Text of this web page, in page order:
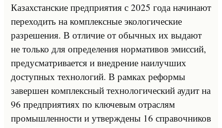
Казахстанские предприятия с 2025 года начинают
переходить на комплексные экологические
разрешения. В отличие от обычных их выдают
не только для определения нормативов эмиссий,
предусматривается и внедрение наилучших
доступных технологий. В рамках реформы
завершен комплексный технологический аудит на
96 предприятиях по ключевым отраслям
промышленности и утверждены 16 справочников